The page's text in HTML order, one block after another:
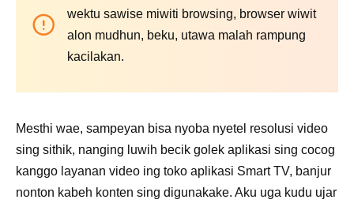
wektu sawise miwiti browsing, browser wiwit
alon mudhun, beku, utawa malah rampung
kacilakan.
Mesthi wae, sampeyan bisa nyoba nyetel resolusi video
sing sithik, nanging luwih becik golek aplikasi sing cocog
kanggo layanan video ing toko aplikasi Smart TV, banjur
nonton kabeh konten sing digunakake. Aku uga kudu ujar